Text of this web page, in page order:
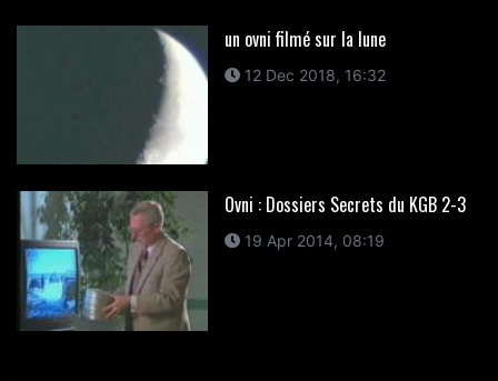
un ovni filmé sur la lune
12 Dec 2018, 16:32
Ovni : Dossiers Secrets du KGB 2-3
19 Apr 2014, 08:19